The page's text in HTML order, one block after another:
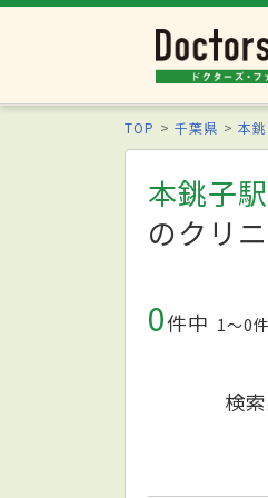
TOP 千葉県 本
本銚子
のクリ
0件中 1〜0
検